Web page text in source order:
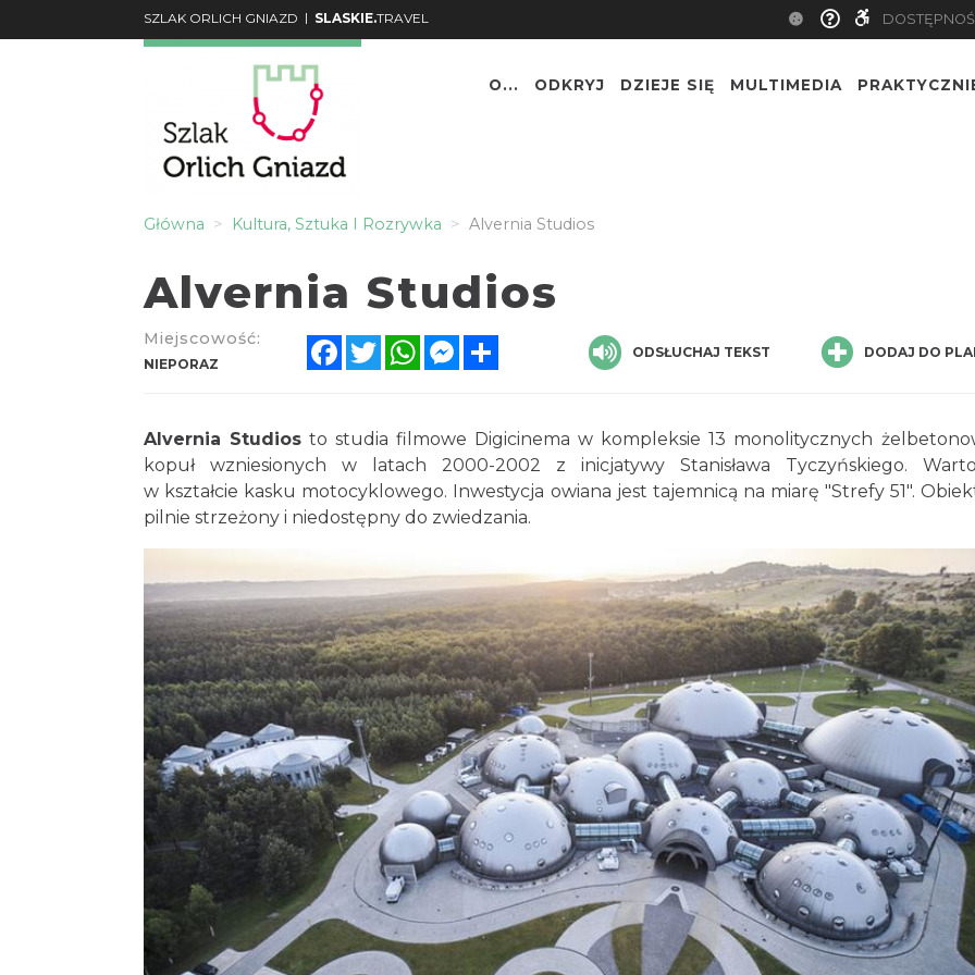
SZLAK ORLICH GNIAZD | SLASKIE.TRAVEL
O... ODKRYJ DZIEJE SIĘ MULTIMEDIA
Główna Kultura, Sztuka I Rozrywka Alvernia Studios
Alvernia Studios
Miejscowość:
NIEPORAZ
FacebookTwitterWhatsAppMessenger ODSŁUCHAJ TEKST DODAJ DO
Alvernia Studios to studia filmowe Digicinema w kompleksie 13 monolitycznych
kopuł wzniesionych w latach 2000-2002 z inicjatywy Stanisława Tyczyńskiego.
w kształcie kasku motocyklowego. Inwestycja owiana jest tajemnicą na miarę "Strefy 51".
pilnie strzeżony i niedostępny do zwiedzania.